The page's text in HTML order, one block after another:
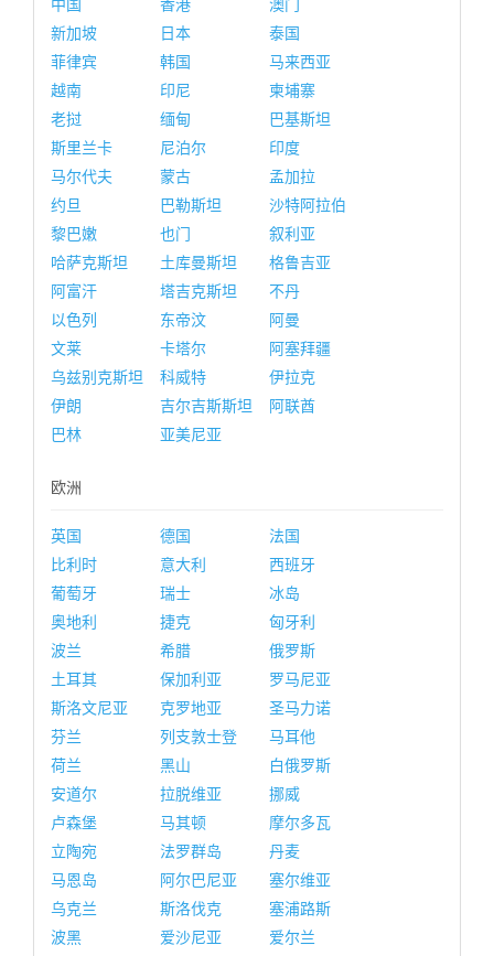
中国 香港
澳门
新加坡
日本
泰国
菲律宾
韩国
马来西亚
越南
印尼
柬埔寨
老挝
缅甸
巴基斯坦
斯里兰卡
尼泊尔
印度
马尔代夫
蒙古
孟加拉
约旦
巴勒斯坦
沙特阿拉伯
黎巴嫩
也门
叙利亚
哈萨克斯坦
土库曼斯坦
格鲁吉亚
阿富汗
塔吉克斯坦
不丹
以色列
东帝汶
阿曼
文莱
卡塔尔
阿塞拜疆
乌兹别克斯坦
科威特
伊拉克
伊朗
吉尔吉斯斯坦
阿联酋
巴林
亚美尼亚
欧洲
英国 德国
法国
比利时
意大利
西班牙
葡萄牙
瑞士
冰岛
奥地利
捷克
匈牙利
波兰
希腊
俄罗斯
土耳其
保加利亚
罗马尼亚
斯洛文尼亚
克罗地亚
圣马力诺
芬兰
列支敦士登
马耳他
荷兰
黑山
白俄罗斯
安道尔
拉脱维亚
挪威
卢森堡
马其顿
摩尔多瓦
立陶宛
法罗群岛
丹麦
马恩岛
阿尔巴尼亚
塞尔维亚
乌克兰
斯洛伐克
塞浦路斯
波黑
爱沙尼亚
爱尔兰